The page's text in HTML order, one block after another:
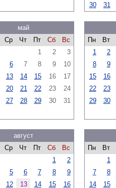
30
31
май
Ср Чт Пт Сб
Вс
1
2
3
6 7 8 9
10
13 14 15 16
17
20 21 22 23
24
27 28 29 30 31
Пн
Вт
1
2
8
9
15
16
22
23
29
30
август
Ср Чт Пт Сб
Вс
1
2
5 6 7 8
9
12 13 14 15
16
Пн
Вт
1
7
8
14
15